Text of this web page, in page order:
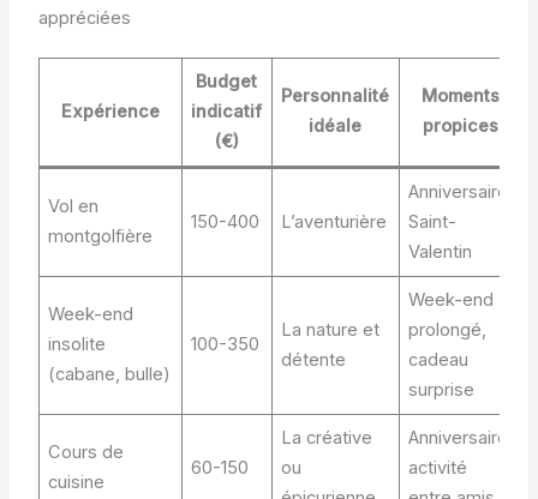
appréciées
Expérience
Budget
indicatif
(€)
Personnalité
idéale
Moments
propices
Vol en
montgolfière
150-400 L’aventurière
Anniversaire,
Saint-
Valentin
Week-end
insolite
(cabane, bulle)
100-350
La nature et
détente
Week-end
prolongé,
cadeau
surprise
Cours de
cuisine
60-150
La créative
ou
Anniversaire,
activité